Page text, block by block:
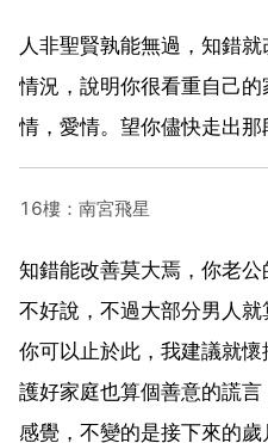
人非聖賢孰能無過，知錯
情況，說明你很看重自己
情，愛情。望你儘快走出那
16樓：南宮飛星
知錯能改善莫大焉，你老
不好說，不過大部分男人
你可以止於此，我建議就
護好家庭也算個善意的謊
感覺，不變的是接下來的